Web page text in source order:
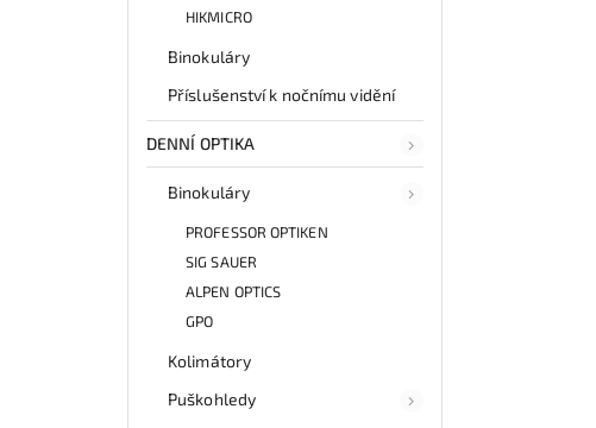
HIKMICRO
Binokuláry
Příslušenství k nočnímu vidění
DENNÍ OPTIKA
Binokuláry
PROFESSOR OPTIKEN
SIG SAUER
ALPEN OPTICS
GPO
Kolimátory
Puškohledy